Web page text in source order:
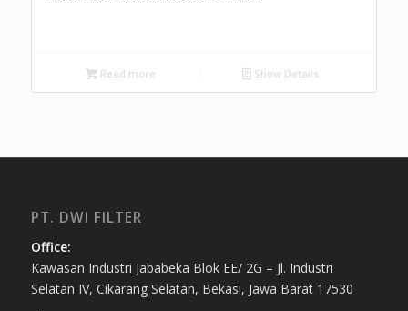
Read more Show Details
PT. DWI FILTER
Office:
Kawasan Industri Jababeka Blok EE/ 2G – Jl. Industri
Selatan IV, Cikarang Selatan, Bekasi, Jawa Barat 17530